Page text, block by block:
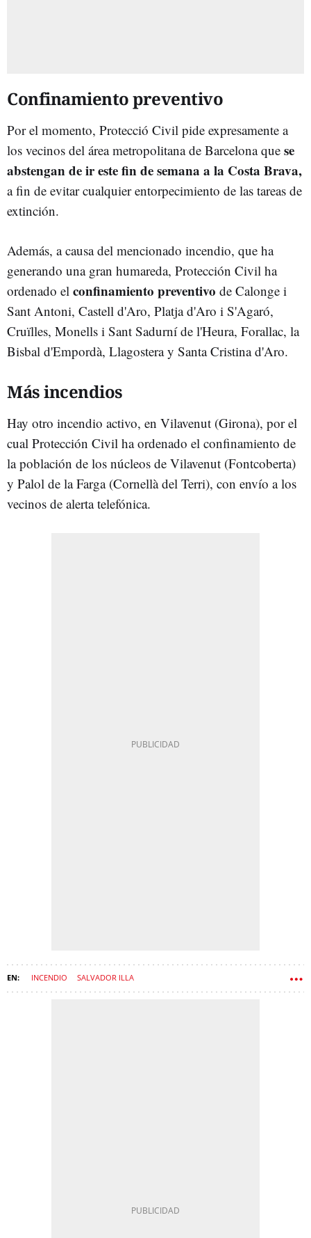
Confinamiento preventivo
Por el momento, Protecció Civil pide expresamente a
los vecinos del área metropolitana de Barcelona que se
abstengan de ir este fin de semana a la Costa Brava,
a fin de evitar cualquier entorpecimiento de las tareas de
extinción.
Además, a causa del mencionado incendio, que ha
generando una gran humareda, Protección Civil ha
ordenado el confinamiento preventivo de Calonge i
Sant Antoni, Castell d'Aro, Platja d'Aro i S'Agaró,
Cruïlles, Monells i Sant Sadurní de l'Heura, Forallac, la
Bisbal d'Empordà, Llagostera y Santa Cristina d'Aro.
Más incendios
Hay otro incendio activo, en Vilavenut (Girona), por el
cual Protección Civil ha ordenado el confinamiento de
la población de los núcleos de Vilavenut (Fontcoberta)
y Palol de la Farga (Cornellà del Terri), con envío a los
vecinos de alerta telefónica.
INCENDIO SALVADOR ILLA